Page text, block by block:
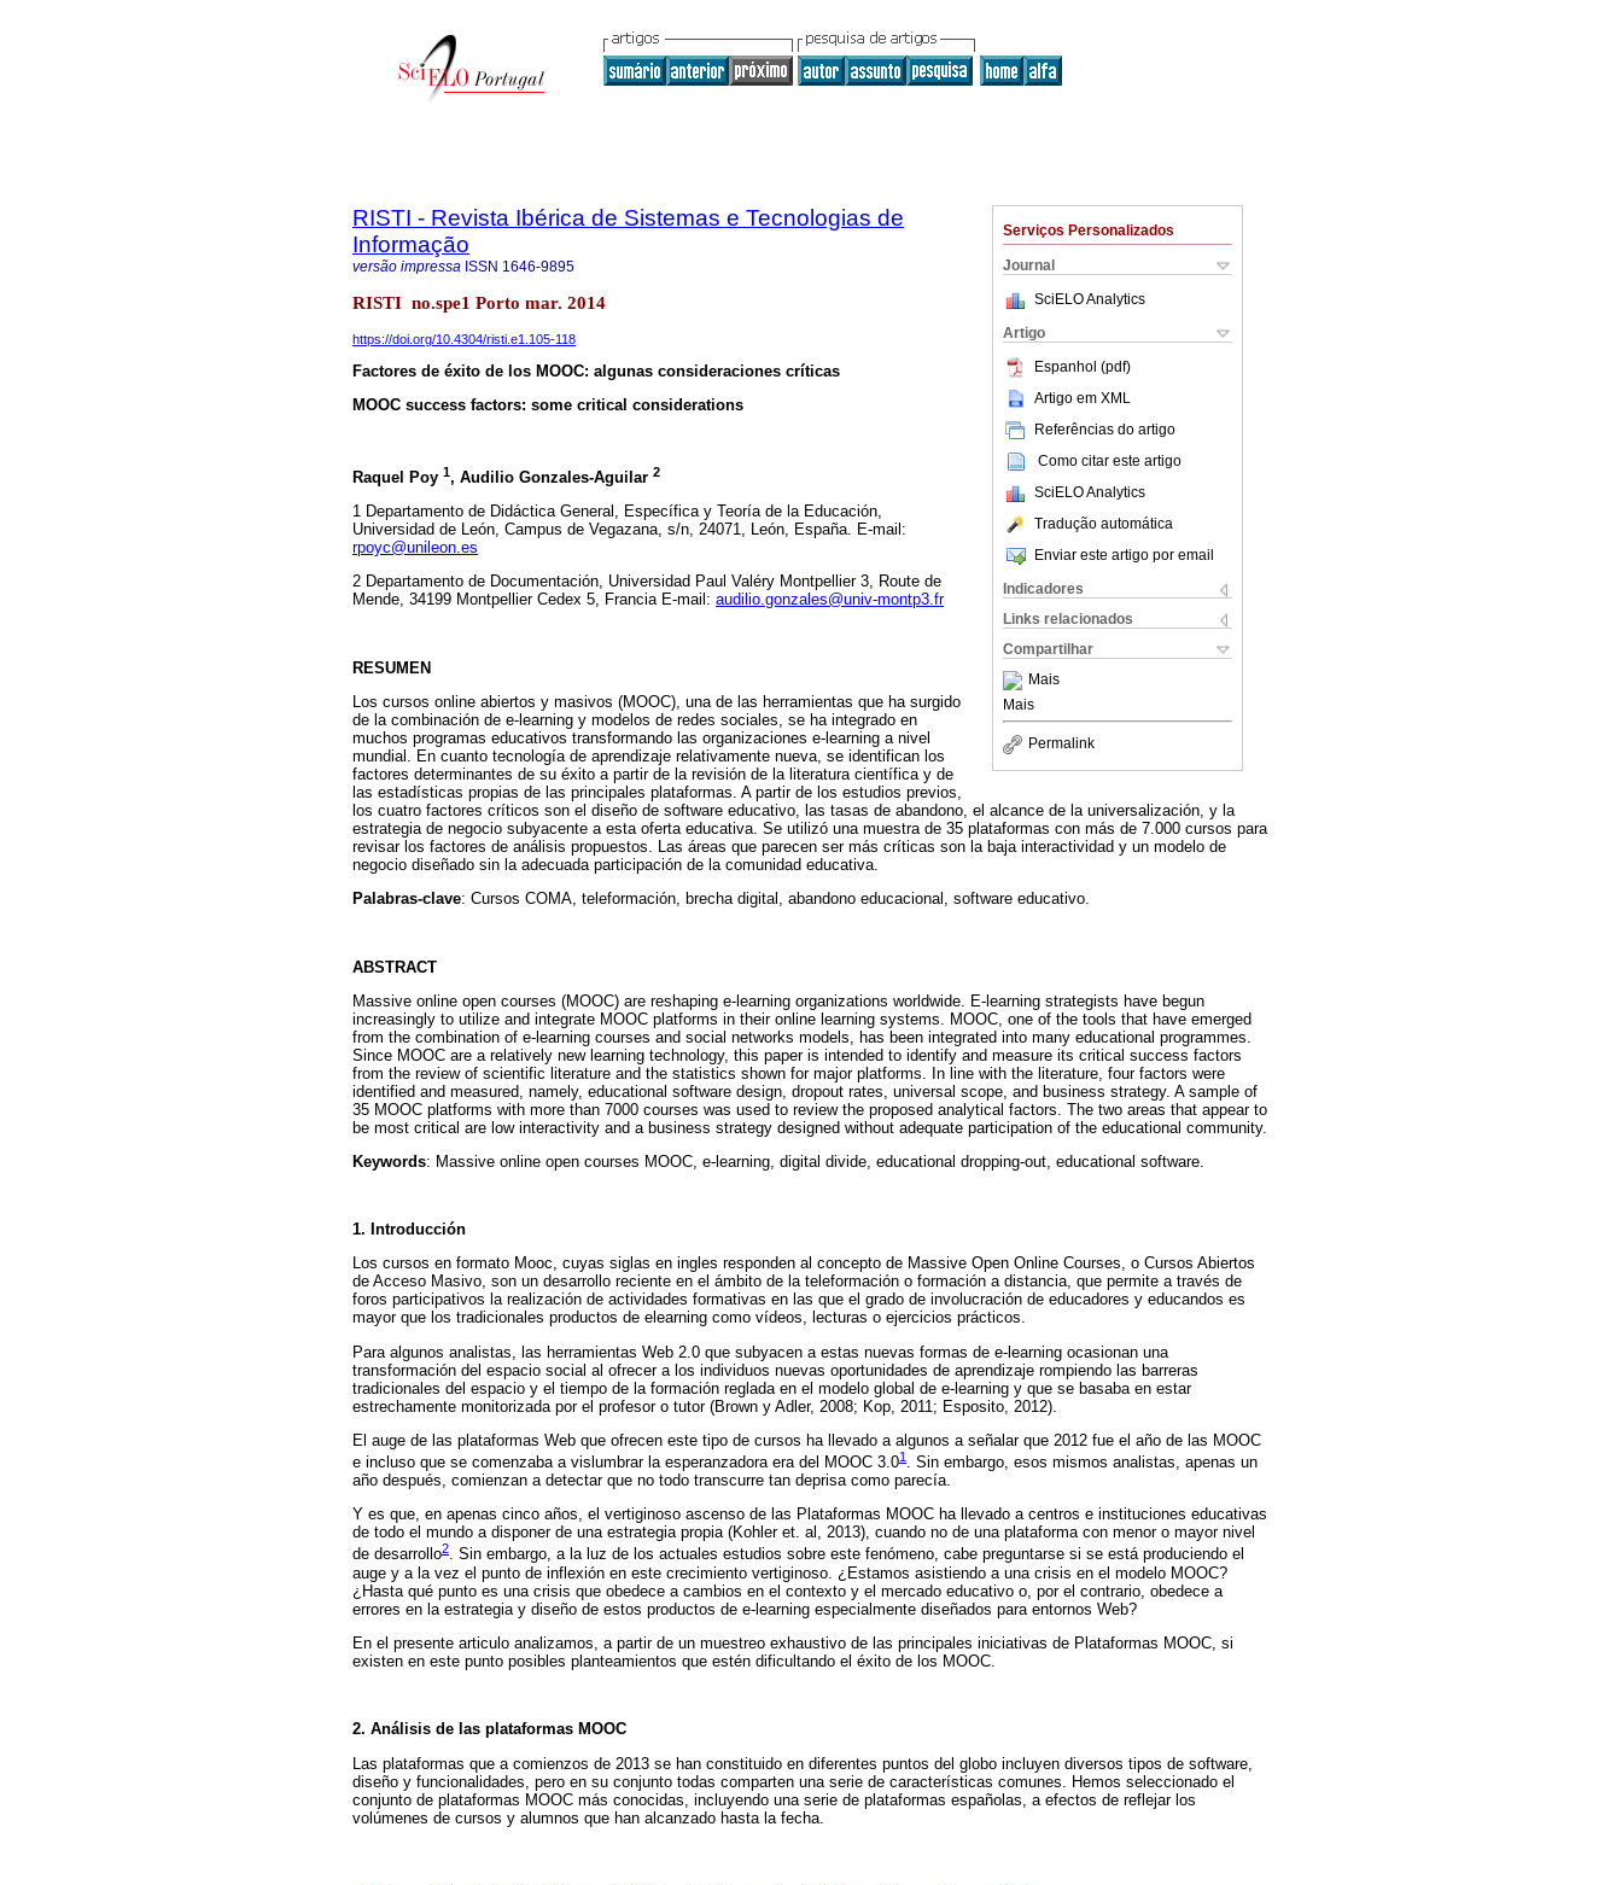
Serviços Personalizados
Journal
SciELO Analytics
Artigo
Espanhol (pdf)
Artigo em XML
Referências do artigo
Como citar este artigo
SciELO Analytics
Tradução automática
Enviar este artigo por email
Indicadores
Links relacionados
Compartilhar
Mais
Mais
Permalink
RISTI - Revista Ibérica de Sistemas e Tecnologias de
Informação
versão impressa ISSN 1646-9895
RISTI no.spe1 Porto mar. 2014
https://doi.org/10.4304/risti.e1.105-118
Factores de éxito de los MOOC: algunas consideraciones críticas
MOOC success factors: some critical considerations
Raquel Poy 1, Audilio Gonzales-Aguilar 2
1 Departamento de Didáctica General, Específica y Teoría de la Educación,
Universidad de León, Campus de Vegazana, s/n, 24071, León, España. E-mail:
rpoyc@unileon.es
2 Departamento de Documentación, Universidad Paul Valéry Montpellier 3, Route de
Mende, 34199 Montpellier Cedex 5, Francia E-mail: audilio.gonzales@univ-montp3.fr
RESUMEN
Los cursos online abiertos y masivos (MOOC), una de las herramientas que ha surgido
de la combinación de e-learning y modelos de redes sociales, se ha integrado en
muchos programas educativos transformando las organizaciones e-learning a nivel
mundial. En cuanto tecnología de aprendizaje relativamente nueva, se identifican los
factores determinantes de su éxito a partir de la revisión de la literatura científica y de
las estadísticas propias de las principales plataformas. A partir de los estudios previos,
los cuatro factores críticos son el diseño de software educativo, las tasas de abandono, el alcance de la universalización, y la
estrategia de negocio subyacente a esta oferta educativa. Se utilizó una muestra de 35 plataformas con más de 7.000 cursos para
revisar los factores de análisis propuestos. Las áreas que parecen ser más críticas son la baja interactividad y un modelo de
negocio diseñado sin la adecuada participación de la comunidad educativa.
Palabras-clave: Cursos COMA, teleformación, brecha digital, abandono educacional, software educativo.
ABSTRACT
Massive online open courses (MOOC) are reshaping e-learning organizations worldwide. E-learning strategists have begun
increasingly to utilize and integrate MOOC platforms in their online learning systems. MOOC, one of the tools that have emerged
from the combination of e-learning courses and social networks models, has been integrated into many educational programmes.
Since MOOC are a relatively new learning technology, this paper is intended to identify and measure its critical success factors
from the review of scientific literature and the statistics shown for major platforms. In line with the literature, four factors were
identified and measured, namely, educational software design, dropout rates, universal scope, and business strategy. A sample of
35 MOOC platforms with more than 7000 courses was used to review the proposed analytical factors. The two areas that appear to
be most critical are low interactivity and a business strategy designed without adequate participation of the educational community.
Keywords: Massive online open courses MOOC, e-learning, digital divide, educational dropping-out, educational software.
1. Introducción
Los cursos en formato Mooc, cuyas siglas en ingles responden al concepto de Massive Open Online Courses, o Cursos Abiertos
de Acceso Masivo, son un desarrollo reciente en el ámbito de la teleformación o formación a distancia, que permite a través de
foros participativos la realización de actividades formativas en las que el grado de involucración de educadores y educandos es
mayor que los tradicionales productos de elearning como vídeos, lecturas o ejercicios prácticos.
Para algunos analistas, las herramientas Web 2.0 que subyacen a estas nuevas formas de e-learning ocasionan una
transformación del espacio social al ofrecer a los individuos nuevas oportunidades de aprendizaje rompiendo las barreras
tradicionales del espacio y el tiempo de la formación reglada en el modelo global de e-learning y que se basaba en estar
estrechamente monitorizada por el profesor o tutor (Brown y Adler, 2008; Kop, 2011; Esposito, 2012).
El auge de las plataformas Web que ofrecen este tipo de cursos ha llevado a algunos a señalar que 2012 fue el año de las MOOC
e incluso que se comenzaba a vislumbrar la esperanzadora era del MOOC 3.01 . Sin embargo, esos mismos analistas, apenas un
año después, comienzan a detectar que no todo transcurre tan deprisa como parecía.
Y es que, en apenas cinco años, el vertiginoso ascenso de las Plataformas MOOC ha llevado a centros e instituciones educativas
de todo el mundo a disponer de una estrategia propia (Kohler et. al, 2013), cuando no de una plataforma con menor o mayor nivel
de desarrollo2. Sin embargo, a la luz de los actuales estudios sobre este fenómeno, cabe preguntarse si se está produciendo el
auge y a la vez el punto de inflexión en este crecimiento vertiginoso. ¿Estamos asistiendo a una crisis en el modelo MOOC?
¿Hasta qué punto es una crisis que obedece a cambios en el contexto y el mercado educativo o, por el contrario, obedece a
errores en la estrategia y diseño de estos productos de e-learning especialmente diseñados para entornos Web?
En el presente articulo analizamos, a partir de un muestreo exhaustivo de las principales iniciativas de Plataformas MOOC, si
existen en este punto posibles planteamientos que estén dificultando el éxito de los MOOC.
2. Análisis de las plataformas MOOC
Las plataformas que a comienzos de 2013 se han constituido en diferentes puntos del globo incluyen diversos tipos de software,
diseño y funcionalidades, pero en su conjunto todas comparten una serie de características comunes. Hemos seleccionado el
conjunto de plataformas MOOC más conocidas, incluyendo una serie de plataformas españolas, a efectos de reflejar los
volúmenes de cursos y alumnos que han alcanzado hasta la fecha.